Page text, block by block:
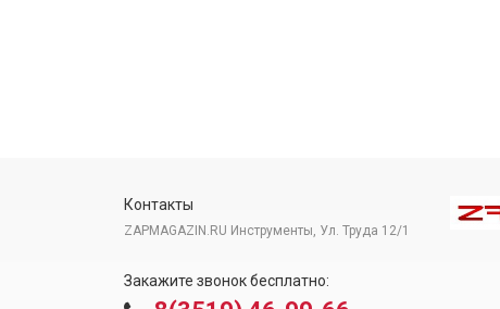
Контакты
ZAPMAGAZIN.RU Инструменты, Ул. Труда 12/1
Закажите звонок бесплатно: